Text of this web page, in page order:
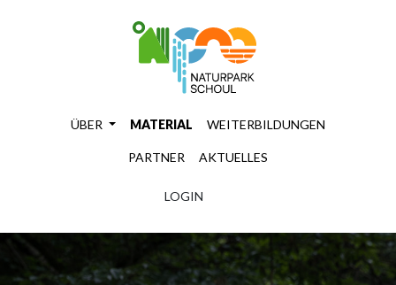
ÜBER MATERIAL WEITERBILDUNGEN
PARTNER AKTUELLES
LOGIN